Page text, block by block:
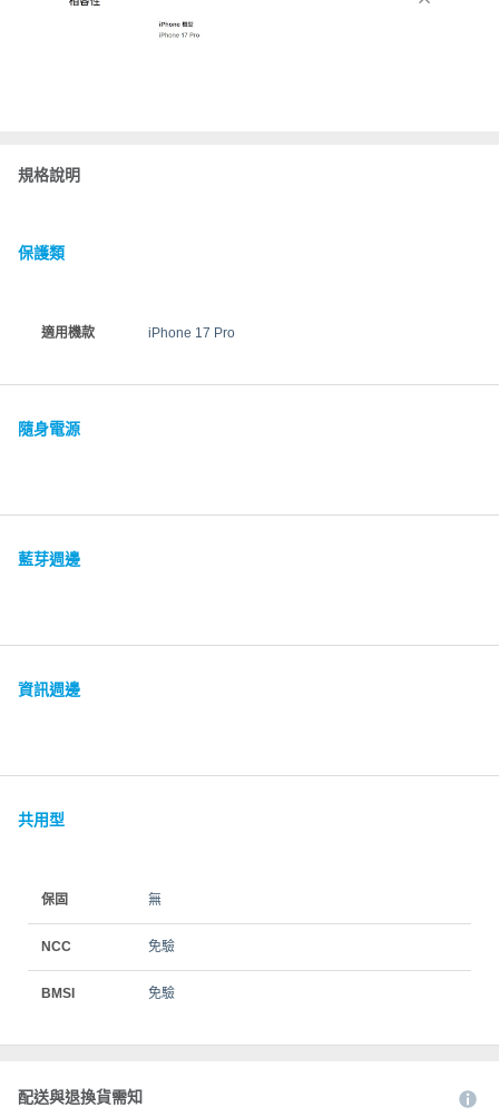
規格說明
保護類
適用機款 iPhone 17 Pro
隨身電源
藍芽週邊
資訊週邊
共用型
保固 無
NCC 免驗
BMSI 免驗
配送與退換貨需知